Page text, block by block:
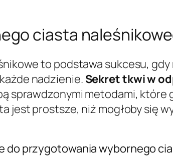
ciasta
to podstawa sukcesu,
nadzienie. Sekret tkwi w
sprawdzonymi metodami,
jest prostsze, niż mogłoby się
do przygotowania wybornego